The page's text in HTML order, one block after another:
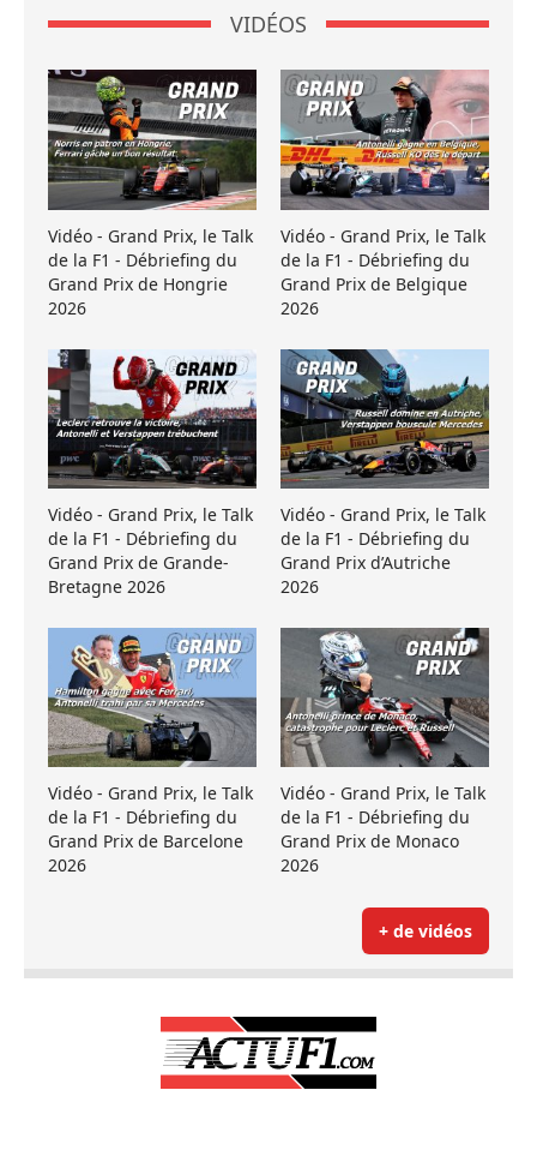
VIDÉOS
Vidéo - Grand Prix, le Talk
de la F1 - Débriefing du
Grand Prix de Hongrie
2026
Vidéo - Grand Prix, le Talk
de la F1 - Débriefing du
Grand Prix de Belgique
2026
Vidéo - Grand Prix, le Talk
de la F1 - Débriefing du
Grand Prix de Grande-
Bretagne 2026
Vidéo - Grand Prix, le Talk
de la F1 - Débriefing du
Grand Prix d’Autriche
2026
Vidéo - Grand Prix, le Talk
de la F1 - Débriefing du
Grand Prix de Barcelone
2026
Vidéo - Grand Prix, le Talk
de la F1 - Débriefing du
Grand Prix de Monaco
2026
+ de vidéos